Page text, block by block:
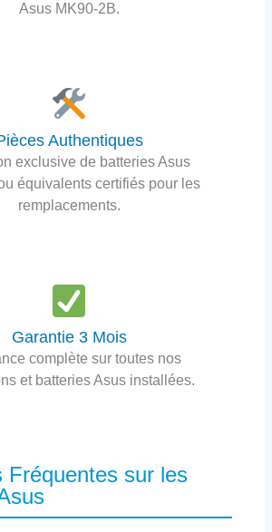
Asus MK90-2B.
Authentiques
exclusive de batteries Asus
équivalents certifiés pour les
remplacements.
Garantie 3 Mois
complète sur toutes nos
et batteries Asus installées.
Fréquentes sur les